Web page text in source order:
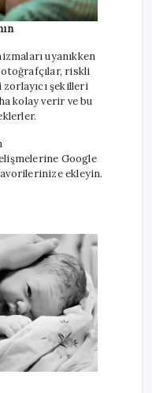
uyanıkken
riskli
şekilleri
kolay verir ve bu
Google
ekleyin.